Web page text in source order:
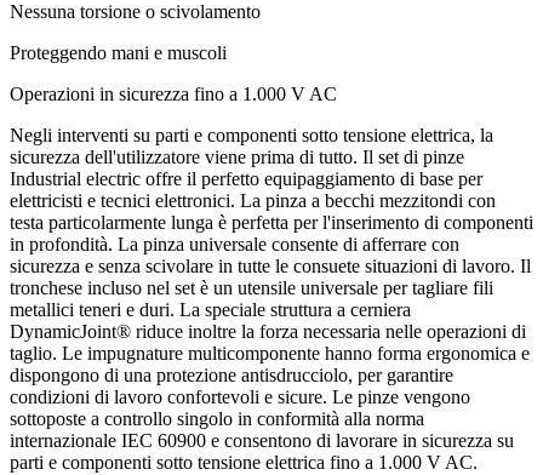
Nessuna torsione o scivolamento
Proteggendo mani e muscoli
Operazioni in sicurezza fino a 1.000 V AC
Negli interventi su parti e componenti sotto tensione elettrica, la
sicurezza dell'utilizzatore viene prima di tutto. Il set di pinze
Industrial electric offre il perfetto equipaggiamento di base per
elettricisti e tecnici elettronici. La pinza a becchi mezzitondi con
testa particolarmente lunga è perfetta per l'inserimento di componenti
in profondità. La pinza universale consente di afferrare con
sicurezza e senza scivolare in tutte le consuete situazioni di lavoro. Il
tronchese incluso nel set è un utensile universale per tagliare fili
metallici teneri e duri. La speciale struttura a cerniera
DynamicJoint® riduce inoltre la forza necessaria nelle operazioni di
taglio. Le impugnature multicomponente hanno forma ergonomica e
dispongono di una protezione antisdrucciolo, per garantire
condizioni di lavoro confortevoli e sicure. Le pinze vengono
sottoposte a controllo singolo in conformità alla norma
internazionale IEC 60900 e consentono di lavorare in sicurezza su
parti e componenti sotto tensione elettrica fino a 1.000 V AC.